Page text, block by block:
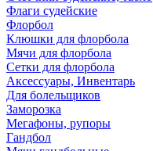
Флаги судейские
Флорбол
Клюшки для флорбола
Мячи для флорбола
Сетки для флорбола
Аксессуары, Инвентарь
Для болельщиков
Заморозка
Мегафоны, рупоры
Гандбол